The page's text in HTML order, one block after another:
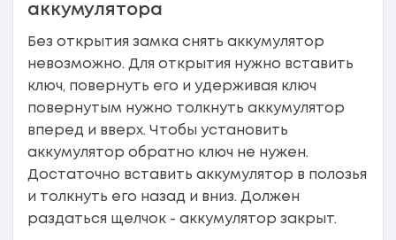
аккумулятора
Без открытия замка снять аккумулятор
невозможно. Для открытия нужно вставить
ключ, повернуть его и удерживая ключ
повернутым нужно толкнуть аккумулятор
вперед и вверх. Чтобы установить
аккумулятор обратно ключ не нужен.
Достаточно вставить аккумулятор в полозья
и толкнуть его назад и вниз. Должен
раздаться щелчок - аккумулятор закрыт.